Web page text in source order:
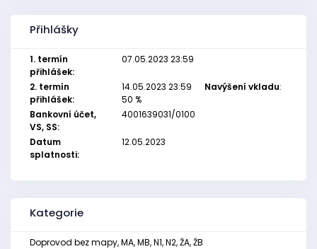
Přihlášky
1. termín
přihlášek:
07.05.2023 23:59
2. termín
přihlášek:
14.05.2023 23:59 Navýšení vkladu:
50 %
Bankovní účet,
VS, SS:
4001639031/0100
Datum
splatnosti:
12.05.2023
Kategorie
Doprovod bez mapy, MA, MB, N1, N2, ŽA, ŽB